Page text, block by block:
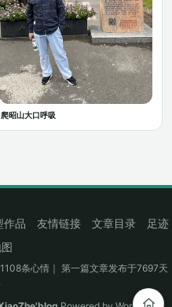
爬昭山大口呼吸
作品 友情链接 文章目录
足迹
条心情｜ 第一篇文章发布于7697天